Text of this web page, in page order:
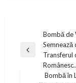
navigation
Previous
Bombă de
Semnează
Transferul
Bombă în